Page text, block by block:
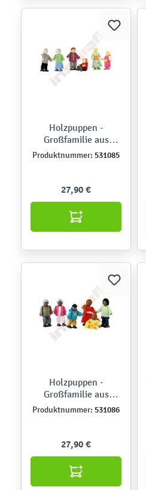
Holzpuppen -
Großfamilie aus
Europa
Produktnummer: 531085
27,90 €
Holzpuppen -
Großfamilie aus
Afrika
Produktnummer: 531086
27,90 €